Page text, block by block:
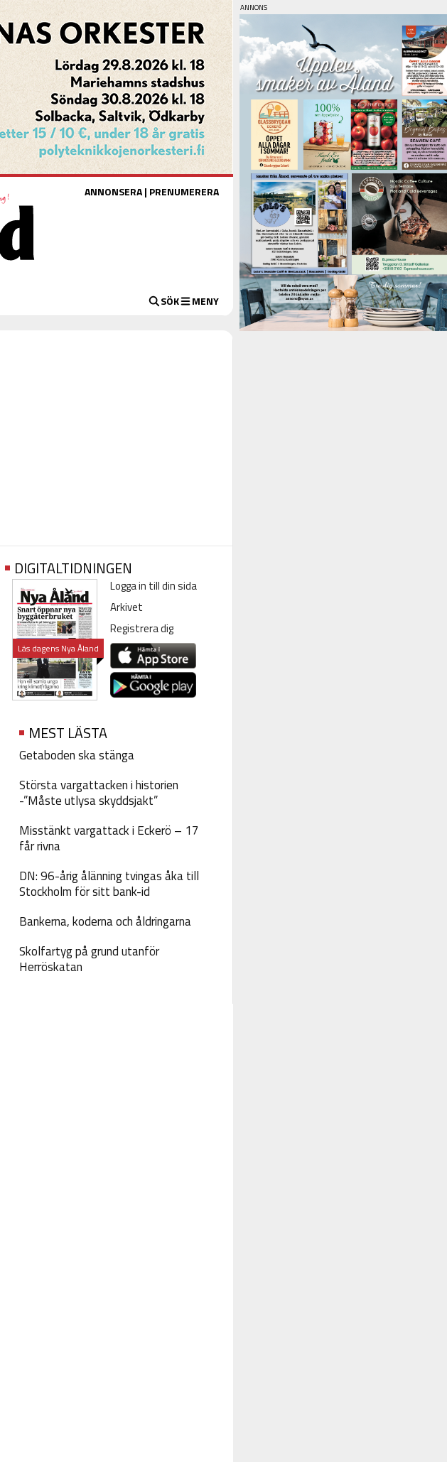
ANNONSERA| PRENUMERERA
SÖK MENY
DIGITALTIDNINGEN
Läs dagens Nya Åland
Logga in till din sida
Arkivet
Registrera dig
MEST LÄSTA
Getaboden ska stänga
Största vargattacken i historien
-”Måste utlysa skyddsjakt”
Misstänkt vargattack i Eckerö – 17
får rivna
DN: 96-årig ålänning tvingas åka till
Stockholm för sitt bank-id
Bankerna, koderna och åldringarna
Skolfartyg på grund utanför
Herröskatan